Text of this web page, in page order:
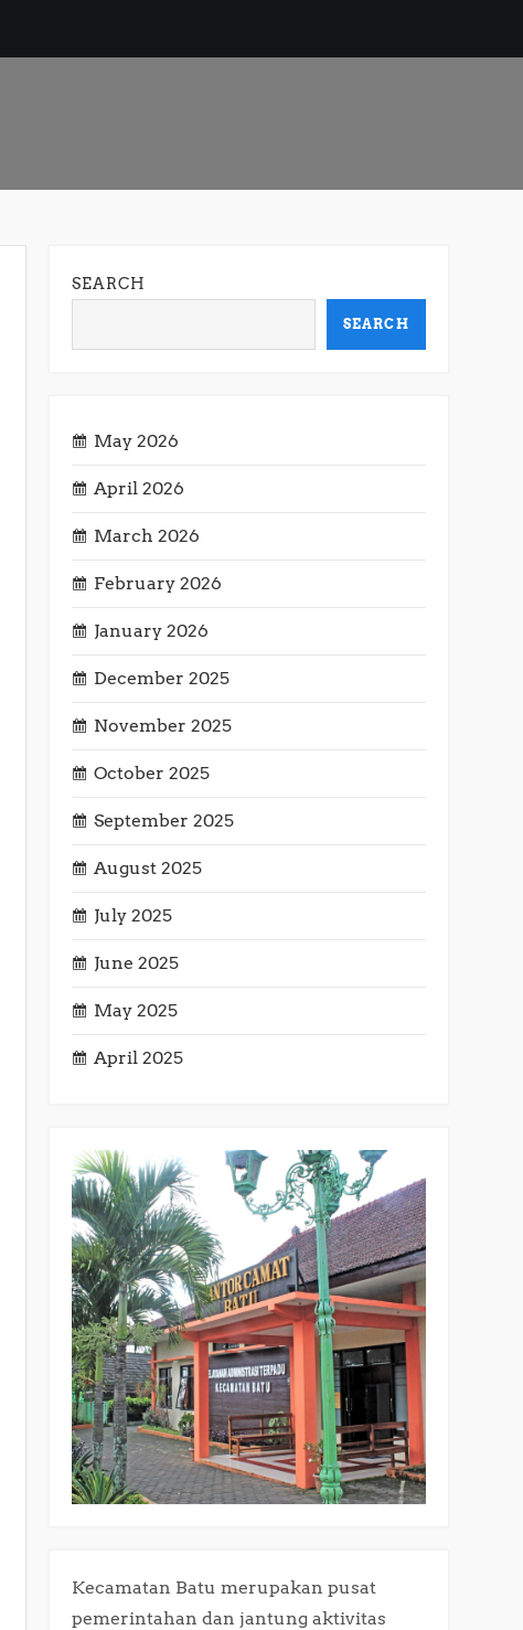
SEARCH
SEARCH
May 2026
April 2026
March 2026
February 2026
January 2026
December 2025
November 2025
October 2025
September 2025
August 2025
July 2025
June 2025
May 2025
April 2025
Kecamatan Batu merupakan pusat
pemerintahan dan jantung aktivitas